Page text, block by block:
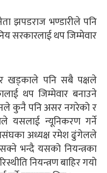
झपडराज भण्डारीले पनि
सरकारलाई थप जिम्मेवार
खड्काले पनि सबै पक्षले
थप जिम्मेवार बनाउने
कुनै पनि असर नगरेको र
यसलाई न्यूनिकरण गर्ने
अध्यक्ष रमेश ढुंगेलले
भन्दै यसको नियन्त्रका
नियन्त्रण बाहिर गयो